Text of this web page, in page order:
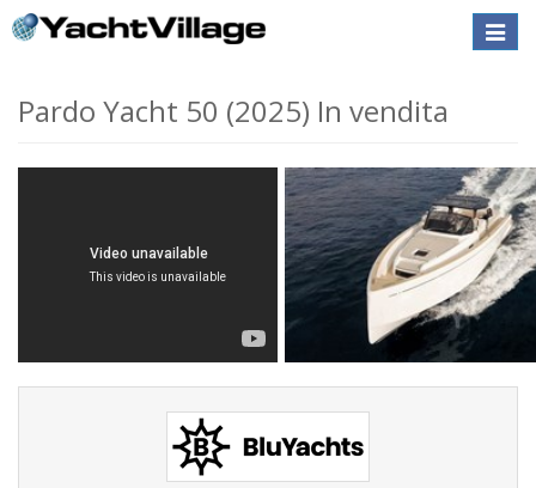
Toggle
Pardo Yacht 50 (2025) In vendita